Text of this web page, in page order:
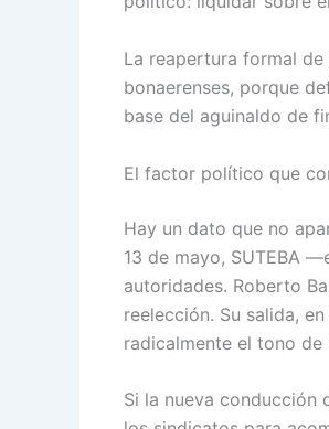
La reapertura formal
bonaerenses, porque
base del aguinaldo de
El factor político que
Hay un dato que no
13 de mayo, SUTEBA
autoridades. Roberto
reelección. Su salida,
radicalmente el tono
Si la nueva conducción